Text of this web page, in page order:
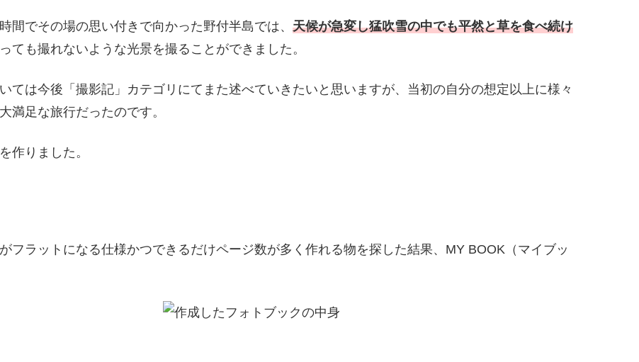
でその場の思い付きで向かった野付半島では、 天候が急変し猛吹雪の中でも平然と草を食べ続け
ても撮れないような光景を撮ることができました。
ては今後「撮影記」カテゴリにてまた述べていきたいと思いますが、当初の自分の想定以上に様々
満足な旅行だったのです。
作りました。
フラットになる仕様かつできるだけページ数が多く作れる物を探した結果、MY BOOK（マイブッ